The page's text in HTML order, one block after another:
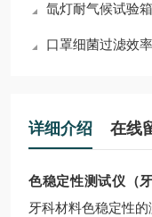
氙灯耐气候试验
口罩细菌过滤效
详细介绍 在线
色稳定性测试仪（
牙科材料色稳定性的